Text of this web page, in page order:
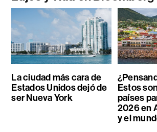
La ciudad más cara de
Estados Unidos dejó de
ser Nueva York
Estos
países
2026 en
y el